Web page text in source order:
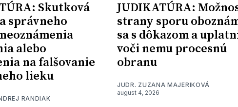
Skutková
správneho
alebo
na falšovanie
lieku
RANDIAK
JUDIKATÚRA:
strany sporu
sa s dôkazom a
voči nemu procesnú
obranu
JUDR. ZUZANA MAJERIKOVÁ
august 4, 2026